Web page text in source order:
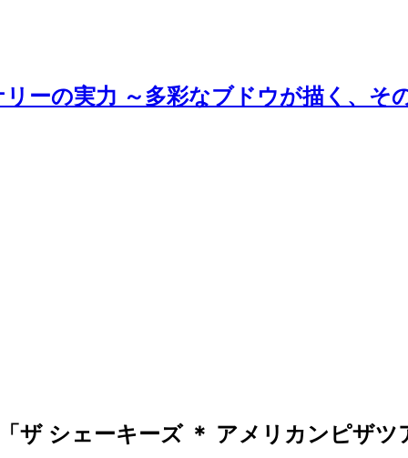
ーの実力 ～多彩なブドウが描く、そ
ザ シェーキーズ ＊ アメリカンピザツ